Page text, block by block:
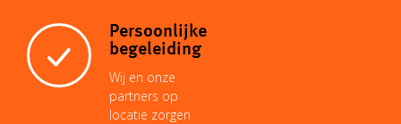
Persoonlijke
begeleiding
Wij en onze
partners op
locatie zorgen